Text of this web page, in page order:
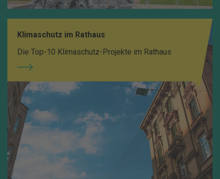
Klimaschutz im Rathaus
Die Top-10 Klimaschutz-Projekte im Rathaus